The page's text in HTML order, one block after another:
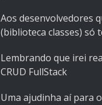
Aos desenvolvedores
(biblioteca classes) só
Lembrando que irei
CRUD FullStack
Uma ajudinha aí para